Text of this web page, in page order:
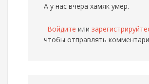
А у нас вчера хамяк умер.
Войдите или
чтобы отправлять